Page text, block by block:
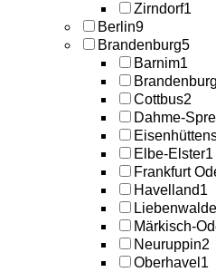
Zirndorf1
Berlin9
Brandenburg5
Barnim1
Cottbus2
Dahme-
Elbe-Elster1
Frankfurt
Havelland1
Liebenwalde
Märkisch-
Neuruppin2
Oberhavel 1